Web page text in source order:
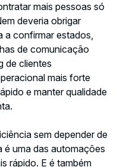
mais pessoas só
deveria obrigar
a confirmar estados,
de comunicação
de clientes
mais forte
e manter qualidade
sem depender de
é uma das automações
rápido. E é também